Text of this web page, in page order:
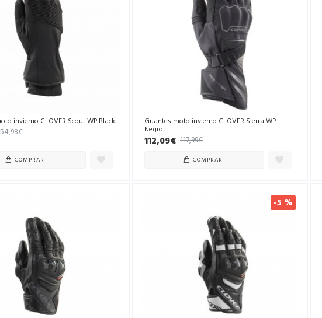
invierno CLOVER Scout WP Black
54,98€
COMPRAR
Guantes moto invierno CLOVER Sierra WP
Negro
112,09€ 117,99€
COMPRAR
-5 %